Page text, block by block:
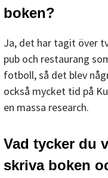
boken?
Ja, det har tagit över
pub och restaurang
fotboll, så det blev
också mycket tid på
en massa research.
Vad tycker du
skriva boken